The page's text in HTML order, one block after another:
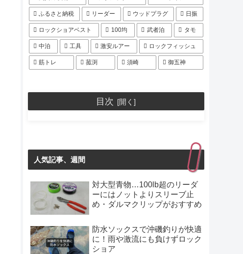
ふるさと納税 リーダー ウッドプラグ 日振
ロックショアベスト 100均 武者泊 タモ
中泊 工具 激安ルアー ロックフィッシュ
筋トレ 菰渕 須崎 御五神
目次
人気記事、週間
対大型青物…100lb超のリーダ
ーにはノットよりスリーブ止
め・ダルマクリップがおすすめ
防水ソックスで沖磯釣りが快適
に！雨や激流にも負けずロック
ショア